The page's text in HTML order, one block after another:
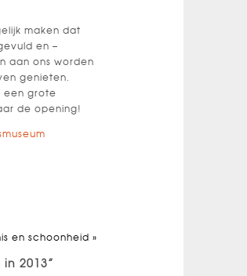
maken dat
en –
aan ons worden
genieten.
een grote
de opening!
en schoonheid »
2013”